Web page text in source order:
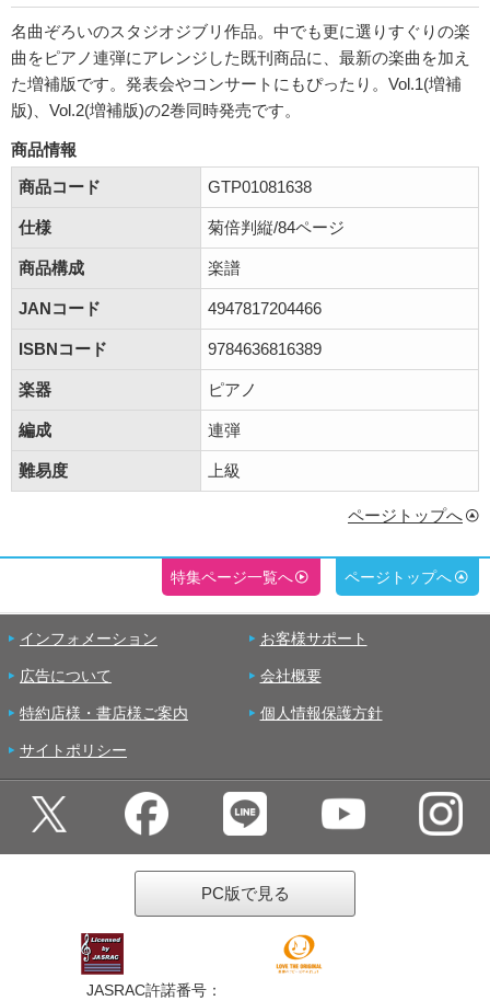
名曲ぞろいのスタジオジブリ作品。中でも更に選りすぐりの楽
曲をピアノ連弾にアレンジした既刊商品に、最新の楽曲を加え
た増補版です。発表会やコンサートにもぴったり。Vol.1(増補
版)、Vol.2(増補版)の2巻同時発売です。
商品情報
商品コード
GTP01081638
仕様 菊倍判縦/84ページ
商品構成 楽譜
JANコード 4947817204466
ISBNコード 9784636816389
楽器 ピアノ
編成 連弾
難易度 上級
ページトップへ
特集ページ一覧へ ページトップへ
インフォメーション お客様サポート
広告について 会社概要
特約店様・書店様ご案内 個人情報保護方針
サイトポリシー
PC版で見る
JASRAC許諾番号：